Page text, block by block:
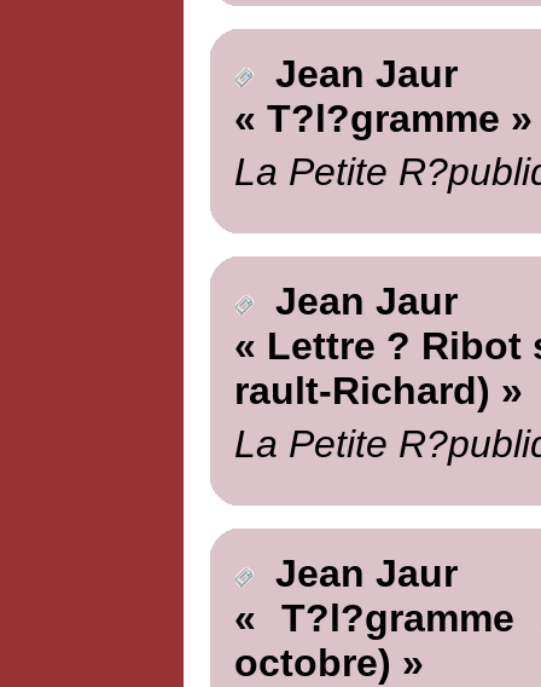
Jean Jaur
« T?l?gramme »
La Petite
Jean Jaur
« Lettre ? Ribot
rault-Richard) »
La Petite
Jean Jaur
«
octobre) »